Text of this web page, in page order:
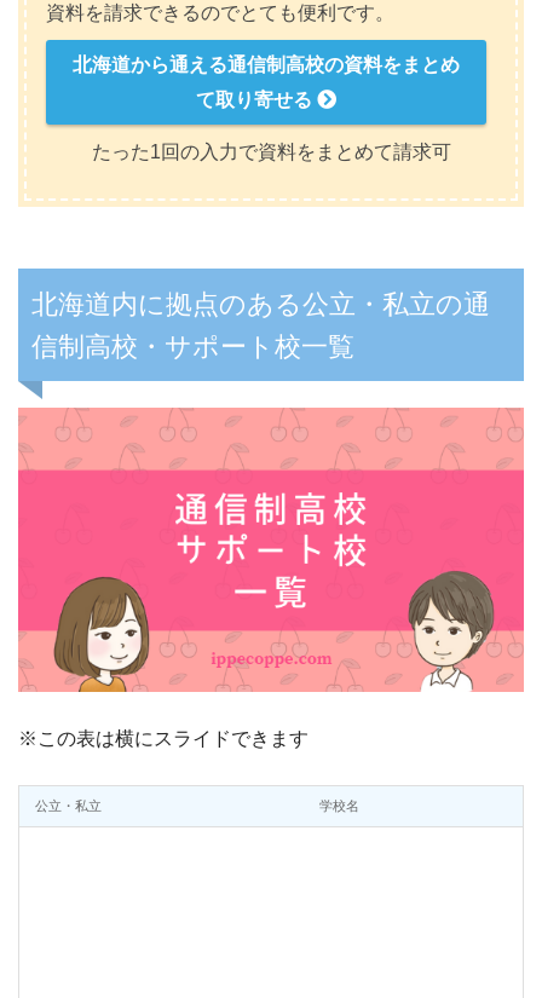
資料を請求できるのでとても便利です。
北海道から通える通信制高校の資料をまとめ
て取り寄せる
たった1回の入力で資料をまとめて請求可
北海道内に拠点のある公立・私立の通
信制高校・サポート校一覧
※この表は横にスライドできます
公立・私立 学校名